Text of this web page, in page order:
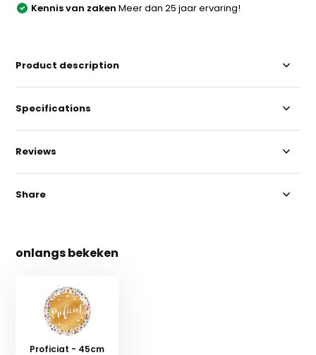
Kennis van zaken Meer dan 25 jaar ervaring!
Product description
Specifications
Reviews
Share
onlangs bekeken
Proficiat - 45cm